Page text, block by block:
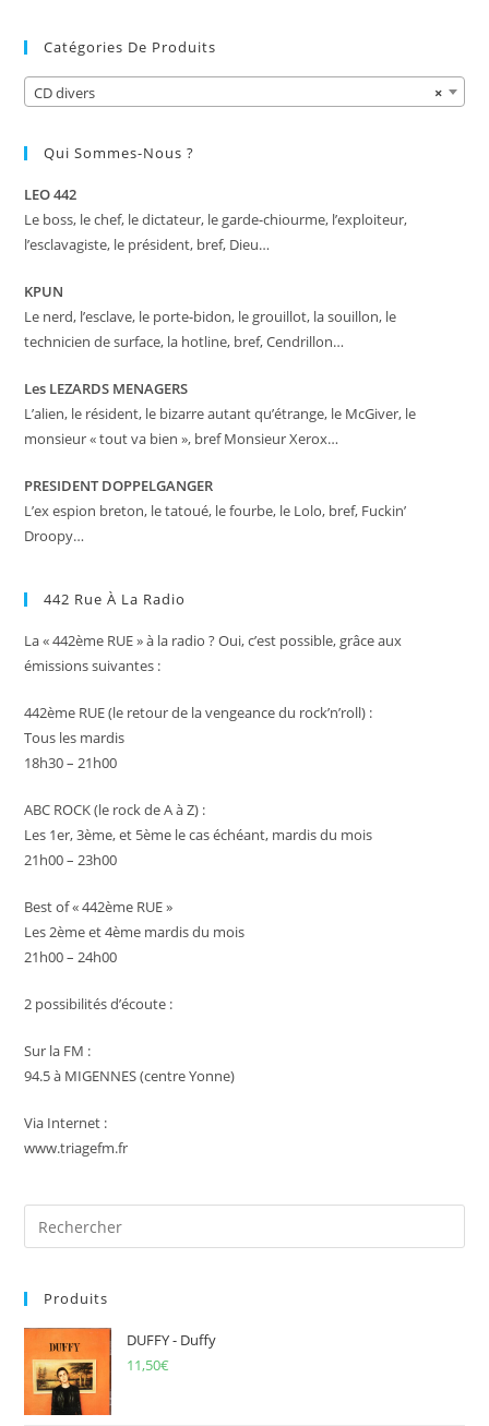
Catégories De Produits
×
CD divers
Qui Sommes-Nous ?
LEO 442
Le boss, le chef, le dictateur, le garde-chiourme, l’exploiteur,
l’esclavagiste, le président, bref, Dieu…
KPUN
Le nerd, l’esclave, le porte-bidon, le grouillot, la souillon, le
technicien de surface, la hotline, bref, Cendrillon…
Les LEZARDS MENAGERS
L’alien, le résident, le bizarre autant qu’étrange, le McGiver, le
monsieur « tout va bien », bref Monsieur Xerox…
PRESIDENT DOPPELGANGER
L’ex espion breton, le tatoué, le fourbe, le Lolo, bref, Fuckin’
Droopy…
442 Rue À La Radio
La « 442ème RUE » à la radio ? Oui, c’est possible, grâce aux
émissions suivantes :
442ème RUE (le retour de la vengeance du rock’n’roll) :
Tous les mardis
18h30 – 21h00
ABC ROCK (le rock de A à Z) :
Les 1er, 3ème, et 5ème le cas échéant, mardis du mois
21h00 – 23h00
Best of « 442ème RUE »
Les 2ème et 4ème mardis du mois
21h00 – 24h00
2 possibilités d’écoute :
Sur la FM :
94.5 à MIGENNES (centre Yonne)
Via Internet :
www.triagefm.fr
Produits
DUFFY - Duffy
11,50€